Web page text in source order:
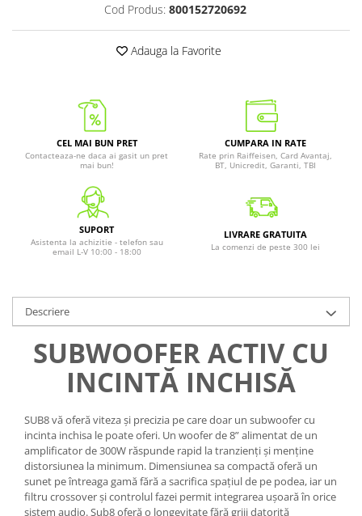
Cod Produs: 800152720692
Adauga la Favorite
CEL MAI BUN PRET
Contacteaza-ne daca ai gasit un pret
mai bun!
CUMPARA IN RATE
Rate prin Raiffeisen, Card Avantaj,
BT, Unicredit, Garanti, TBI
SUPORT
Asistenta la achizitie - telefon sau
email L-V 10:00 - 18:00
LIVRARE GRATUITA
La comenzi de peste 300 lei
Descriere
SUBWOOFER ACTIV CU
INCINTĂ INCHISĂ
SUB8 vă oferă viteza și precizia pe care doar un subwoofer cu
incinta inchisa le poate oferi. Un woofer de 8” alimentat de un
amplificator de 300W răspunde rapid la tranzienți și menține
distorsiunea la minimum. Dimensiunea sa compactă oferă un
sunet pe întreaga gamă fără a sacrifica spațiul de pe podea, iar un
filtru crossover și controlul fazei permit integrarea ușoară în orice
sistem audio. Sub8 oferă o longevitate fără griji datorită